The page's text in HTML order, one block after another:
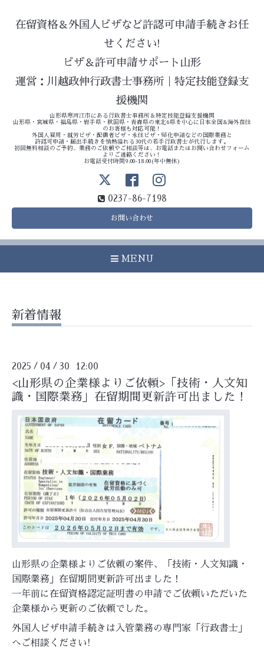
在留資格＆外国人ビザなど許認可申請手続きお任
せください!
ビザ＆許可申請サポート山形
運営：川越政伸行政書士事務所｜特定技能登録支
援機関
山形県寒河江市にある行政書士事務所＆特定技能登録支援機関
山形県・宮城県・福島県・岩手県・秋田県・青森県の東北6県を中心に日本全国&海外在住
のお客様も対応可能！
外国人雇用・就労ビザ・配偶者ビザ・永住ビザ・帰化申請などの国際業務と
許認可申請・届出手続きを情熱溢れる30代の若手行政書士が代行します。
初回無料相談のご予約、業務のご依頼やご相談等は、お電話またはお問い合わせフォーム
よりご連絡ください！
お電話受付時間9:00-18:00(年中無休)
0237-86-7198
お問い合わせ
MENU
新着情報
2025 / 04 / 30 12:00
<山形県の企業様よりご依頼>「技術・人文知
識・国際業務」在留期間更新許可出ました！
山形県の企業様よりご依頼の案件、「技術・人文知識・
国際業務」在留期間更新許可出ました！
一年前に在留資格認定証明書の申請でご依頼いただいた
企業様から更新のご依頼でした。
外国人ビザ申請手続きは入管業務の専門家「行政書士」
へご相談ください!